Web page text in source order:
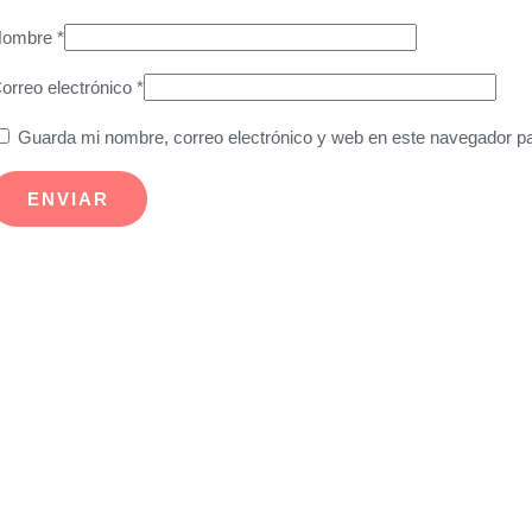
*
electrónico *
Guarda mi nombre, correo electrónico y web en este navegador